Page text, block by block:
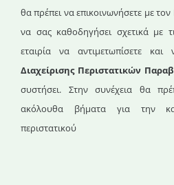
θα πρέπει να επικοινωνήσετε με τον
να σας καθοδηγήσει σχετικά με
εταιρία να αντιμετωπίσετε
Διαχείρισης Περιστατικών
συστήσει. Στην συνέχεια θα
ακόλουθα βήματα για την
περιστατικού